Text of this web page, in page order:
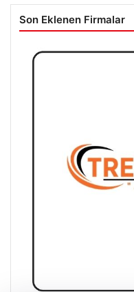
Son Eklenen Firmalar